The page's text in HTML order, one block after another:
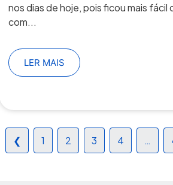
nos dias de hoje, pois ficou mais
com...
LER MAIS
❮ 1 2 3 4 …